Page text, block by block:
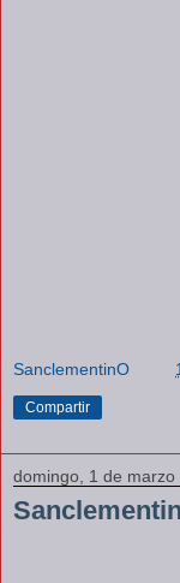
SanclementinO
Compartir
domingo, 1 de marzo